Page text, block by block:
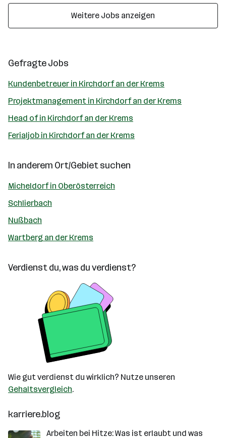
Weitere Jobs anzeigen
Gefragte Jobs
Kundenbetreuer in Kirchdorf an der Krems
Projektmanagement in Kirchdorf an der Krems
Head of in Kirchdorf an der Krems
Ferialjob in Kirchdorf an der Krems
In anderem Ort/Gebiet suchen
Micheldorf in Oberösterreich
Schlierbach
Nußbach
Wartberg an der Krems
Verdienst du, was du verdienst?
Wie gut verdienst du wirklich? Nutze unseren
Gehaltsvergleich.
karriere.blog
Arbeiten bei Hitze: Was ist erlaubt und was